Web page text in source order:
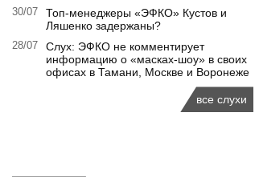
30/07
Топ-менеджеры «ЭФКО» Кустов и
Ляшенко задержаны?
28/07
Слух: ЭФКО не комментирует
информацию о «масках-шоу» в своих
офисах в Тамани, Москве и Воронеже
все слухи